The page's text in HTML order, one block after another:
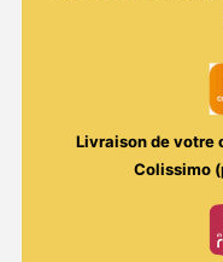
Livraison de votre
Colissimo